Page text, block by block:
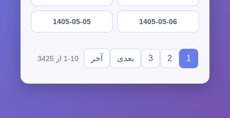
1405-05-06
1405-05-05
1
2
3 بعدی آخر 1-10 از 3425